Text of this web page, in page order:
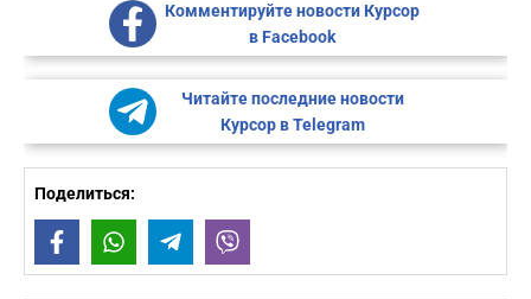
Комментируйте новости Курсор
в Facebook
Читайте последние новости
Курсор в Telegram
Поделиться:
FacebookWhatsAppTelegram